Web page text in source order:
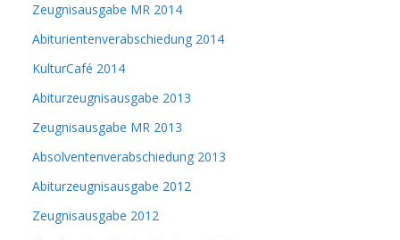
Zeugnisausgabe MR 2014
Abiturientenverabschiedung 2014
KulturCafé 2014
Abiturzeugnisausgabe 2013
Zeugnisausgabe MR 2013
Absolventenverabschiedung 2013
Abiturzeugnisausgabe 2012
Zeugnisausgabe 2012